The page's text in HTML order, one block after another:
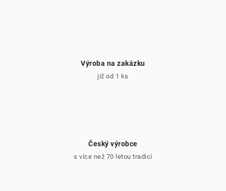
Výroba na zakázku
již od 1 ks
Český výrobce
s více než 70 letou tradicí